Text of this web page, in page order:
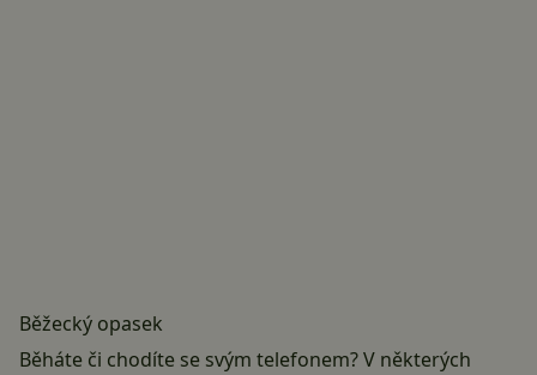
Běžecký opasek
Běháte či chodíte se svým telefonem? V některých